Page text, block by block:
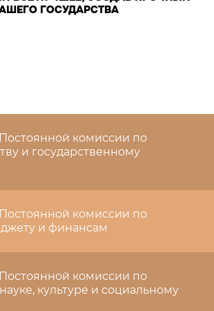
ГОСУДАРСТВА
комиссии по
и государственному
комиссии по
и финансам
комиссии по
культуре и социальному